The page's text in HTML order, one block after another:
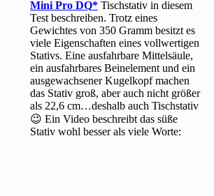
Mini Pro DQ
Tischstativ in diesem
Test beschreiben. Trotz eines
Gewichtes von 350 Gramm besitzt es
viele Eigenschaften eines vollwertigen
Stativs. Eine ausfahrbare Mittelsäule,
ein ausfahrbares Beinelement und ein
ausgewachsener Kugelkopf machen
das Stativ groß, aber auch nicht größer
als 22,6 cm…deshalb auch Tischstativ
😉 Ein Video beschreibt das süße
Stativ wohl besser als viele Worte: